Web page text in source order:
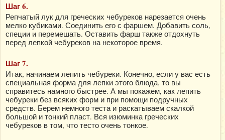
Шаг 6.
Репчатый лук для греческих чебуреков нарезается очень
мелко кубиками. Соединить его с фаршем. Добавить соль,
специи и перемешать. Оставить фарш также отдохнуть
перед лепкой чебуреков на некоторое время.
Шаг 7.
Итак, начинаем лепить чебуреки. Конечно, если у вас есть
специальная форма для лепки этого блюда, то вы
справитесь намного быстрее. А мы покажем, как лепить
чебуреки без всяких форм и при помощи подручных
средств. Берем немного теста и раскатываем скалкой
большой и тонкий пласт. Вся изюминка греческих
чебуреков в том, что тесто очень тонкое.